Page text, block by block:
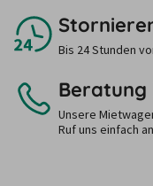
Bis 24 Stunden
Beratung
Unsere
Ruf uns einfach